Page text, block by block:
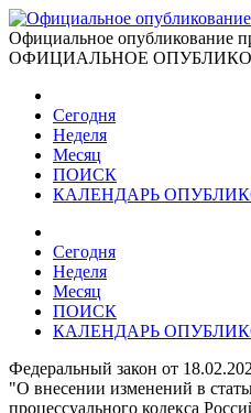
Официальное опубликование
ОФИЦИАЛЬНОЕ
Сегодня
Неделя
Месяц
ПОИСК
КАЛЕНДАРЬ
Сегодня
Неделя
Месяц
ПОИСК
КАЛЕНДАРЬ
Федеральный закон от
"О внесении изменений в
процессуального кодекса